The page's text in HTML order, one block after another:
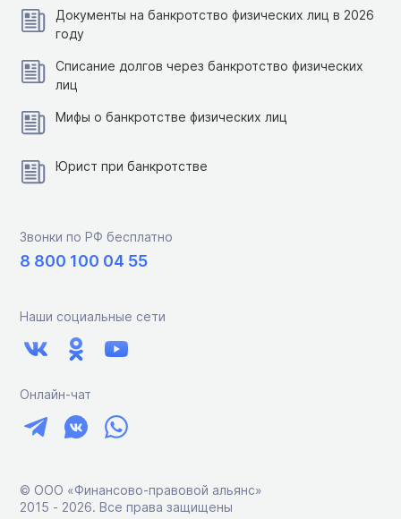
Документы на банкротство физических лиц в 2026
году
Списание долгов через банкротство физических
лиц
Мифы о банкротстве физических лиц
Юрист при банкротстве
Звонки по РФ бесплатно
8 800 100 04 55
Наши социальные сети
Онлайн-чат
© ООО «Финансово-правовой альянс»
2015 ‑ 2026. Все права защищены